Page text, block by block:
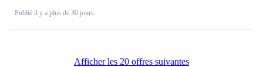
Publié il y a plus de 30 jours
Afficher les 20 offres suivantes